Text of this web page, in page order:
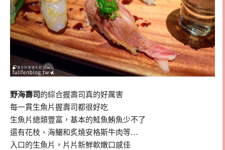
野海壽司的綜合握壽司真的好厲害
每一貫生魚片握壽司都很好吃
生魚片總類豐富，基本的鮭魚鮪魚少不了
還有花枝、海鱺和炙燒安格斯牛肉等…
入口的生魚片，片片新鮮軟嫩口感佳